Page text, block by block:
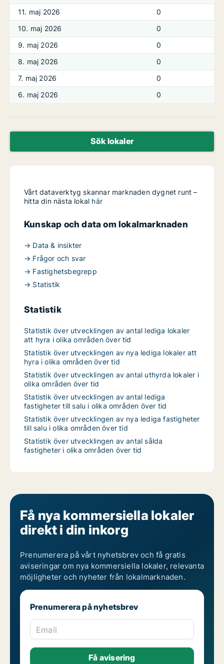
11. maj 2026
0
10. maj 2026
0
9. maj 2026
0
8. maj 2026
0
7. maj 2026
0
6. maj 2026
0
Sök lokaler
Vårt dataverktyg skannar marknaden dygnet runt –
hitta din nästa lokal här
Kunskap och data om lokalmarknaden
→ Data & insikter
→ Frågor och svar
→ Fastighetsbegrepp
→ Statistik
Statistik
Statistik över utvecklingen av antal lediga lokaler
att hyra i olika områden över tid
Statistik över utvecklingen av nya lediga lokaler att
hyra i olika områden över tid
Statistik över utvecklingen av antal uthyrda lokaler i
olika områden över tid
Statistik över utvecklingen av antal lediga
fastigheter till salu i olika områden över tid
Statistik över utvecklingen av nya lediga fastigheter
till salu i olika områden över tid
Statistik över utvecklingen av antal sålda
fastigheter i olika områden över tid
Få nya kommersiella lokaler
direkt i din inkorg
Prenumerera på vårt nyhetsbrev och få gratis
aviseringar om nya kommersiella lokaler, relevanta
möjligheter och nyheter från lokalmarknaden.
Prenumerera på nyhetsbrev
Email